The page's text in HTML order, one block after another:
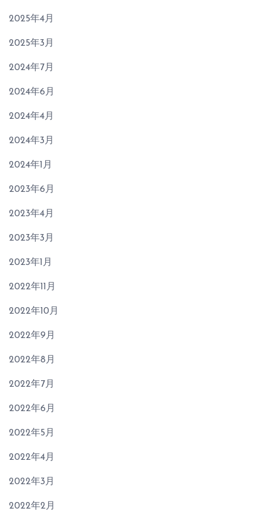
2025年4月
2025年3月
2024年7月
2024年6月
2024年4月
2024年3月
2024年1月
2023年6月
2023年4月
2023年3月
2023年1月
2022年11月
2022年10月
2022年9月
2022年8月
2022年7月
2022年6月
2022年5月
2022年4月
2022年3月
2022年2月